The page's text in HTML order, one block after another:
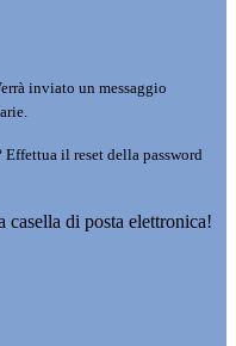
inviato un messaggio
Effettua il reset della password
di posta elettronica!